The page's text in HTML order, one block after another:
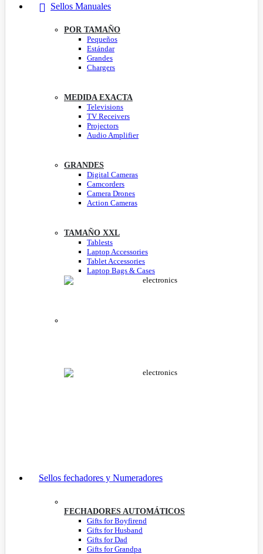
Sellos Manuales
POR TAMAÑO
Pequeños
Estándar
Grandes
Chargers
MEDIDA EXACTA
Televisions
TV Receivers
Projectors
Audio Amplifier
GRANDES
Digital Cameras
Camcorders
Camera Drones
Action Cameras
TAMAÑO XXL
Tablests
Laptop Accessories
Tablet Accessories
Laptop Bags & Cases
Sellos fechadores y Numeradores
FECHADORES AUTOMÁTICOS
Gifts for Boyfirend
Gifts for Husband
Gifts for Dad
Gifts for Grandpa